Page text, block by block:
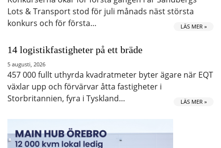
Lots & Transport stod för juli månads näst största
konkurs och för första…
LÄS MER »
14 logistikfastigheter på ett bräde
5 augusti, 2026
457 000 fullt uthyrda kvadratmeter byter ägare när EQT
växlar upp och förvärvar åtta fastigheter i
Storbritannien, fyra i Tyskland…
LÄS MER »